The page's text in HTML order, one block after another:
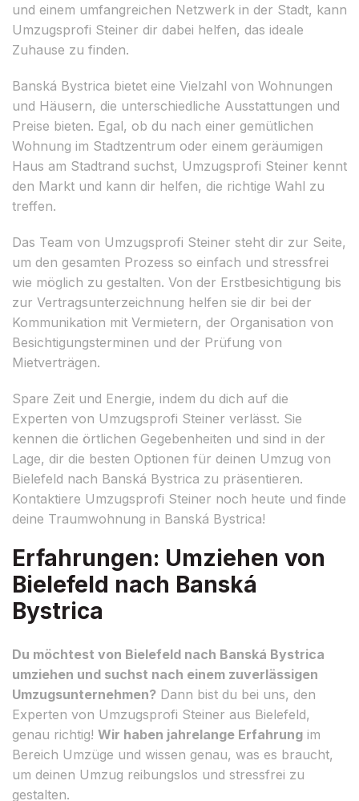
und einem umfangreichen Netzwerk in der Stadt, kann
Umzugsprofi Steiner dir dabei helfen, das ideale
Zuhause zu finden.
Banská Bystrica bietet eine Vielzahl von Wohnungen
und Häusern, die unterschiedliche Ausstattungen und
Preise bieten. Egal, ob du nach einer gemütlichen
Wohnung im Stadtzentrum oder einem geräumigen
Haus am Stadtrand suchst, Umzugsprofi Steiner kennt
den Markt und kann dir helfen, die richtige Wahl zu
treffen.
Das Team von Umzugsprofi Steiner steht dir zur Seite,
um den gesamten Prozess so einfach und stressfrei
wie möglich zu gestalten. Von der Erstbesichtigung bis
zur Vertragsunterzeichnung helfen sie dir bei der
Kommunikation mit Vermietern, der Organisation von
Besichtigungsterminen und der Prüfung von
Mietverträgen.
Spare Zeit und Energie, indem du dich auf die
Experten von Umzugsprofi Steiner verlässt. Sie
kennen die örtlichen Gegebenheiten und sind in der
Lage, dir die besten Optionen für deinen Umzug von
Bielefeld nach Banská Bystrica zu präsentieren.
Kontaktiere Umzugsprofi Steiner noch heute und finde
deine Traumwohnung in Banská Bystrica!
Erfahrungen: Umziehen von
Bielefeld nach Banská
Bystrica
Du möchtest von Bielefeld nach Banská Bystrica
umziehen und suchst nach einem zuverlässigen
Umzugsunternehmen? Dann bist du bei uns, den
Experten von Umzugsprofi Steiner aus Bielefeld,
genau richtig! Wir haben jahrelange Erfahrung im
Bereich Umzüge und wissen genau, was es braucht,
um deinen Umzug reibungslos und stressfrei zu
gestalten.